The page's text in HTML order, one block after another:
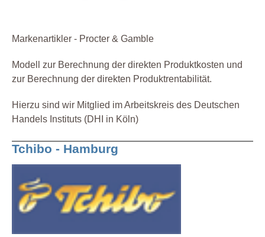
Markenartikler - Procter & Gamble
Modell zur Berechnung der direkten Produktkosten und
zur Berechnung der direkten Produktrentabilität.
Hierzu sind wir Mitglied im Arbeitskreis des Deutschen
Handels Instituts (DHI in Köln)
Tchibo - Hamburg